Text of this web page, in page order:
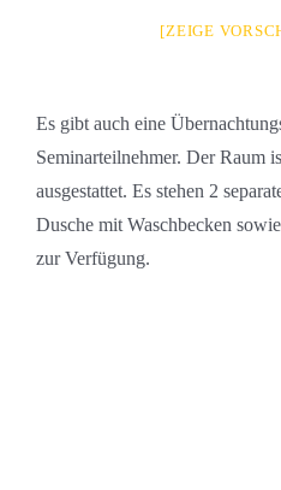
[ZEIGE
Es gibt auch eine
Seminarteilnehmer. Der Raum
ausgestattet. Es stehen 2
Dusche mit Waschbecken
zur Verfügung.